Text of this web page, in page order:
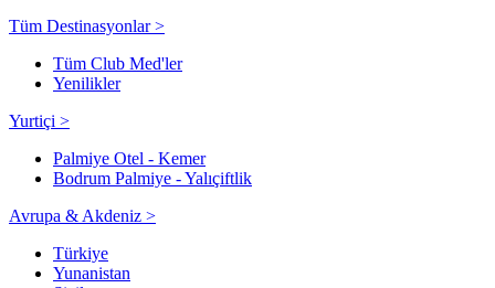
Tüm Destinasyonlar >
Tüm Club Med'ler
Yenilikler
Yurtiçi >
Palmiye Otel - Kemer
Bodrum Palmiye - Yalıçiftlik
Avrupa & Akdeniz >
Türkiye
Yunanistan